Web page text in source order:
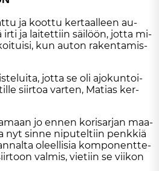
ja koot­tu ker­taal­leen au­
ir­ti ja lai­tet­tiin säi­löön, jot­ta mi­
kun au­ton ra­ken­ta­mis­
jot­ta se oli ajo­kun­toi­
siir­toa var­ten, Ma­ti­as ker­
jo en­nen ko­ri­sar­jan maa­
nyt sin­ne ni­pu­tel­tiin penk­kiä
oleel­li­sia kom­po­nent­te­
val­mis, vie­tiin se vii­kon